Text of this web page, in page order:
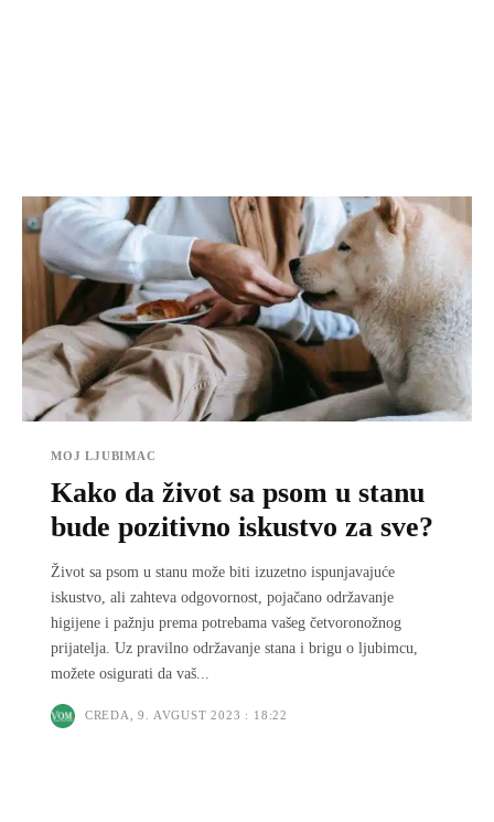
MOJ LJUBIMAC
Kako da život sa psom u stanu
bude pozitivno iskustvo za sve?
Život sa psom u stanu može biti izuzetno ispunjavajuće
iskustvo, ali zahteva odgovornost, pojačano održavanje
higijene i pažnju prema potrebama vašeg četvoronožnog
prijatelja. Uz pravilno održavanje stana i brigu o ljubimcu,
možete osigurati da vaš...
CREDA, 9. AVGUST 2023 : 18:22